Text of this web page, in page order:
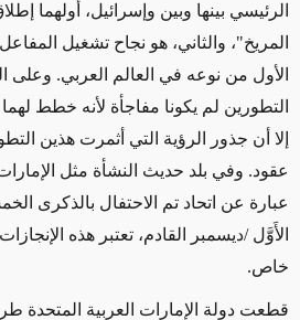
الرئيسي بينها وبين وإسرائيل، أولهما
المريخ"، والثاني، هو نجاح تشغيل
الأول من نوعه في العالم العربي. وعلى
التطورين لم يكونا مفاجأة لأنه خطط
إلا أن جذور الرؤية التي أثمرت هذين
عقود. وفي بلد حديث النشأة مثل الإمارات
عبارة عن اتحاد تم الاحتفال بالذكرى
الأَوَّل/ديسمبر القادم، تعتبر هذه
خاص.
قطعت دولة الإمارات العربية المتحدة